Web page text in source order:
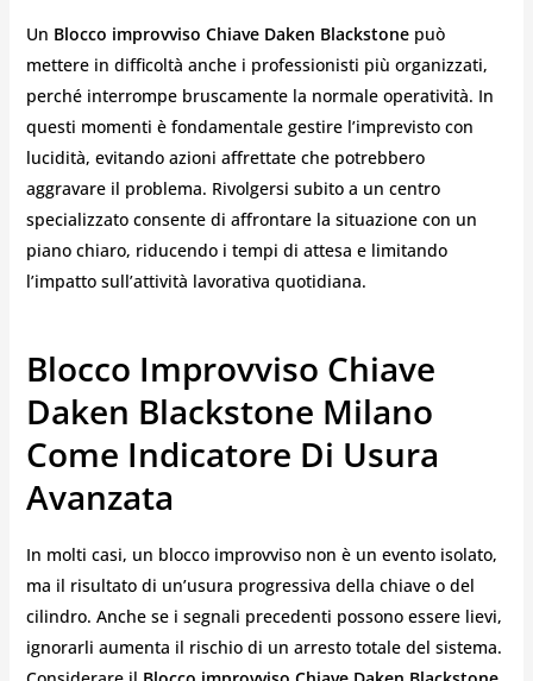
Un Blocco improvviso Chiave Daken Blackstone può
mettere in difficoltà anche i professionisti più organizzati,
perché interrompe bruscamente la normale operatività. In
questi momenti è fondamentale gestire l’imprevisto con
lucidità, evitando azioni affrettate che potrebbero
aggravare il problema. Rivolgersi subito a un centro
specializzato consente di affrontare la situazione con un
piano chiaro, riducendo i tempi di attesa e limitando
l’impatto sull’attività lavorativa quotidiana.
Blocco Improvviso Chiave
Daken Blackstone Milano
Come Indicatore Di Usura
Avanzata
In molti casi, un blocco improvviso non è un evento isolato,
ma il risultato di un’usura progressiva della chiave o del
cilindro. Anche se i segnali precedenti possono essere lievi,
ignorarli aumenta il rischio di un arresto totale del sistema.